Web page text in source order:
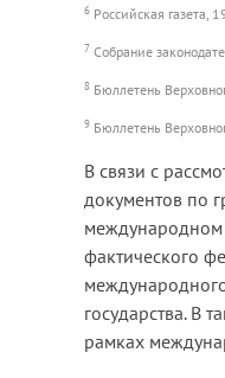
6 Российская газета,
7 Собрание
8 Бюллетень
9 Бюллетень
В связи с
документов по
международном
фактического
государства. В
рамках